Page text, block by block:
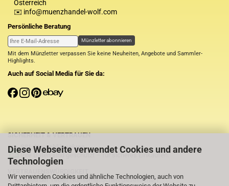
Diese Webseite verwendet Cookies und andere
Technologien
Wir verwenden Cookies und ähnliche Technologien, auch von
Österreich
✉️ info@muenzhandel-wolf.com
Persönliche Beratung
Münzletter abonnieren
Mit dem Münzletter verpassen Sie keine Neuheiten, Angebote und Sammler-
Highlights.
Auch auf Social Media für Sie da:
SICHERHEIT & VERTRAUEN
SSL-Verschlüsselung
Ihre Daten sind geschützt – für sicheres Einkaufen.
✓ Mitglied der Tiroler Numismatischen Gesellschaft